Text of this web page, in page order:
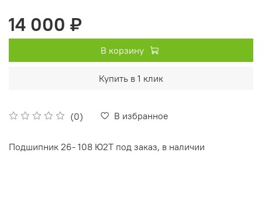
(0) В избранное
14 000 ₽
В корзину
Купить в 1 клик
Подшипник 26- 108 Ю2Т под заказ, в наличии